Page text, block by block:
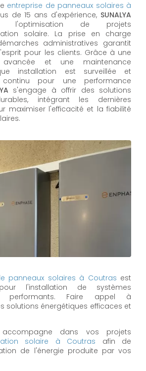
entreprise de panneaux solaires à
de 15 ans d'expérience, SUNALYA
l'optimisation de projets
solaire. La prise en charge
administratives garantit
pour les clients. Grâce à une
avancée et une maintenance
installation est surveillée et
pour une performance
s'engage à offrir des solutions
intégrant les dernières
maximiser l'efficacité et la fiabilité
panneaux solaires à Coutras est
l'installation de systèmes
performants. Faire appel à
solutions énergétiques efficaces et
dans vos projets
solaire à Coutras afin de
de l'énergie produite par vos